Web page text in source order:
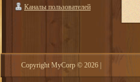
Каналы пользователей
Copyright MyCorp © 2026